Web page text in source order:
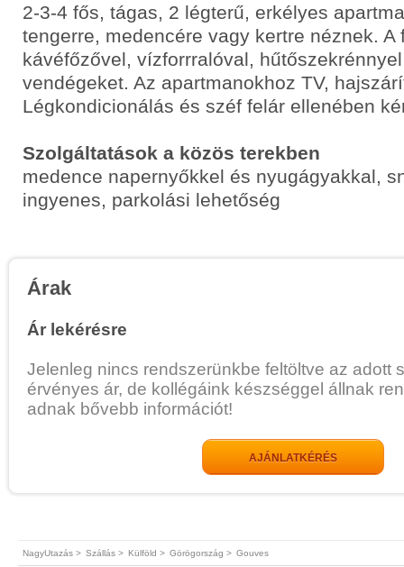
2-3-4 fős, tágas, 2 légterű, erkélyes
tengerre, medencére vagy kertre néznek. A
kávéfőzővel, vízforrralóval,
vendégeket. Az apartmanokhoz TV,
Légkondicionálás és széf felár ellenében
Szolgáltatások a közös terekben
medence napernyőkkel és nyugágyakkal,
ingyenes, parkolási lehetőség
Árak
Ár lekérésre
Jelenleg nincs rendszerünkbe feltöltve az adott
érvényes ár, de kollégáink készséggel állnak
adnak bővebb információt!
AJÁNLATKÉRÉS
NagyUtazás > Szállás > Külföld > Görögország > Gouves